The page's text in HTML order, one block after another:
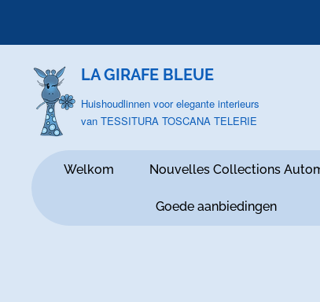
LA GIRAFE BLEUE
Huishoudlinnen voor elegante interieurs
van TESSITURA TOSCANA TELERIE
Welkom Nouvelles Collections
Goede aanbiedingen